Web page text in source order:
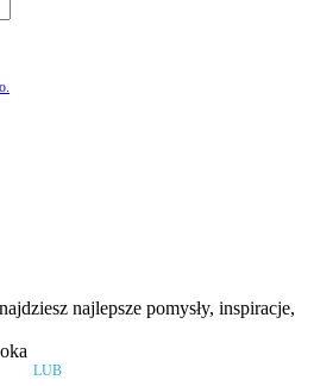
najlepsze pomysły, inspiracje,
LUB